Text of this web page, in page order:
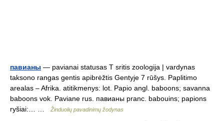
павианы — pavianai statusas T sritis zoologija | vardynas
taksono rangas gentis apibrėžtis Gentyje 7 rūšys. Paplitimo
arealas – Afrika. atitikmenys: lot. Papio angl. baboons; savanna
baboons vok. Paviane rus. павианы pranc. babouins; papions
ryšiai:… …
Žinduolių pavadinimų žodynas